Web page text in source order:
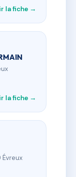
la fiche →
la fiche →